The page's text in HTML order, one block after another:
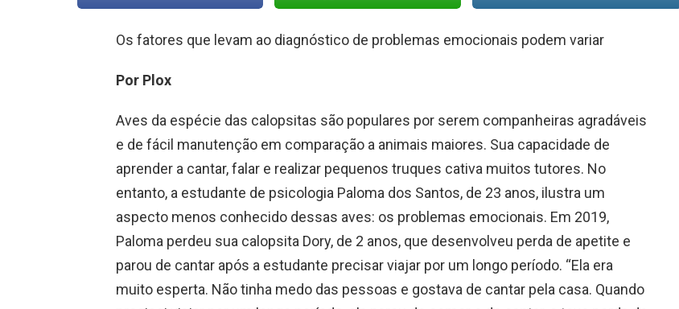
Os fatores que levam ao diagnóstico de problemas emocionais podem variar
Por Plox
Aves da espécie das calopsitas são populares por serem companheiras agradáveis
e de fácil manutenção em comparação a animais maiores. Sua capacidade de
aprender a cantar, falar e realizar pequenos truques cativa muitos tutores. No
entanto, a estudante de psicologia Paloma dos Santos, de 23 anos, ilustra um
aspecto menos conhecido dessas aves: os problemas emocionais. Em 2019,
Paloma perdeu sua calopsita Dory, de 2 anos, que desenvolveu perda de apetite e
parou de cantar após a estudante precisar viajar por um longo período. “Ela era
muito esperta. Não tinha medo das pessoas e gostava de cantar pela casa. Quando